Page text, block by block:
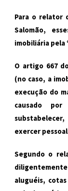
Para o relator
Salomão,
imobiliária pela
O artigo 667
(no caso, a
execução do
causado
exercer
Segundo o
aluguéis,